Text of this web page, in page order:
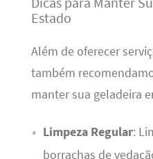
Estado
Além de oferecer
também
manter sua geladeira
Limpeza Regular:
borrachas de